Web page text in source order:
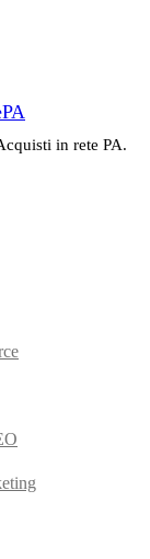
in rete PA.